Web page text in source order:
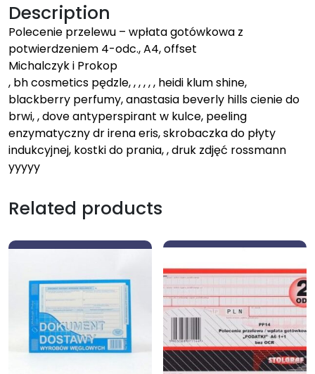
Description
Polecenie przelewu – wpłata gotówkowa z
potwierdzeniem 4-odc., A4, offset
Michalczyk i Prokop
, bh cosmetics pędzle, , , , , , heidi klum shine,
blackberry perfumy, anastasia beverly hills cienie do
brwi, , dove antyperspirant w kulce, peeling
enzymatyczny dr irena eris, skrobaczka do płyty
indukcyjnej, kostki do prania, , druk zdjęć rossmann
yyyyy
Related products